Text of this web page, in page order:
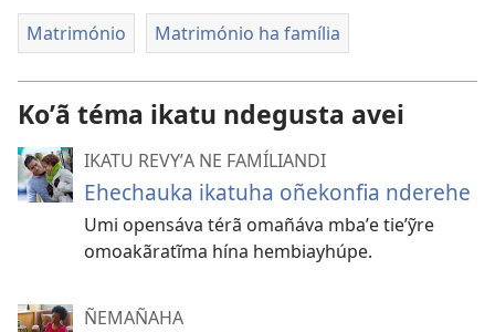
Matrimónio Matrimónio ha família
Koʼã téma ikatu ndegusta avei
IKATU REVYʼA NE FAMÍLIANDI
Ehechauka ikatuha oñekonfia nderehe
Umi opensáva térã omañáva mbaʼe tieʼỹre
omoakãratĩma hína hembiayhúpe.
ÑEMAÑAHA